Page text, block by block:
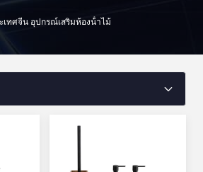
เทศจีน อุปกรณ์เสริมห้องน้ําไม้